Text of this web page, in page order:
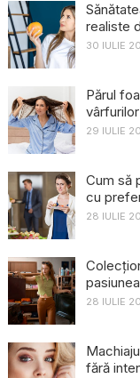
realiste
30 IULIE
Părul
29 IULIE
Cum să
cu
28 IULIE
28 IULIE
fără